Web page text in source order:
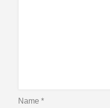
Name*